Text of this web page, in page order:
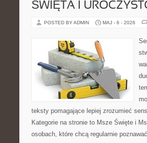
ŚWIĘTA I
POSTED BY ADMIN MAJ - 6 - 2026
teksty pomagające lepiej zrozumieć
Kategorie na stronie to Msze Święte i
osobach, które chcą regularnie